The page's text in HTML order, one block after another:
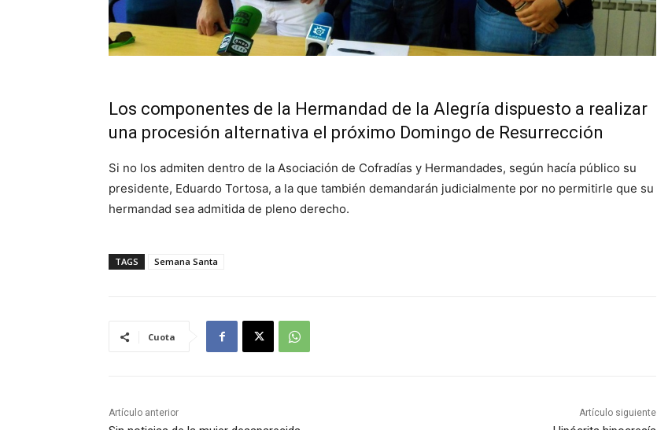
Los componentes de la Hermandad de la Alegría dispuesto a realizar
una procesión alternativa el próximo Domingo de Resurrección
Si no los admiten dentro de la Asociación de Cofradías y Hermandades, según hacía público su
presidente, Eduardo Tortosa, a la que también demandarán judicialmente por no permitirle que su
hermandad sea admitida de pleno derecho.
TAGS Semana Santa
Cuota
Artículo anterior Artículo siguiente